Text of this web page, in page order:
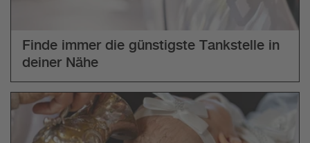
Finde immer die günstigste Tankstelle in
deiner Nähe